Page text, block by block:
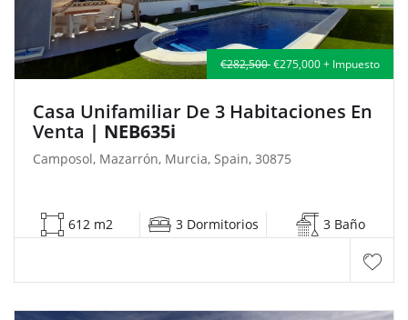
€282,500€275,000 + Impuesto
Casa Unifamiliar De 3 Habitaciones En
Venta | NEB635i
Camposol, Mazarrón, Murcia, Spain, 30875
612 m2 3 Dormitorios 3 Baño